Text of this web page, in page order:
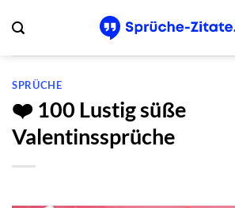
Inhalt
springen
SPRÜCHE
❤️ 100 Lustig süße
Valentinssprüche